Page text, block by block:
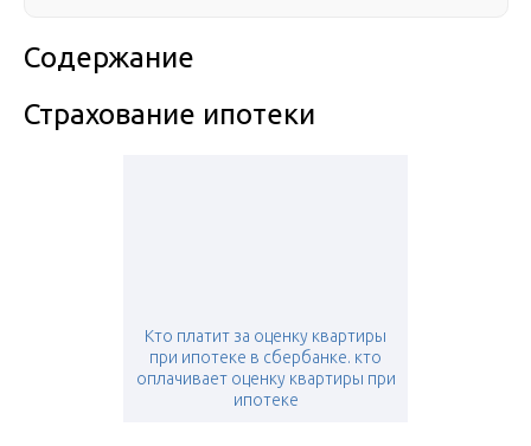
Содержание
Страхование ипотеки
Кто платит за оценку квартиры
при ипотеке в сбербанке. кто
оплачивает оценку квартиры при
ипотеке